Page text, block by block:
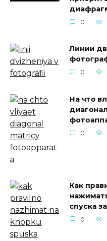
0
Линии
0
На что
0
Как
спуска
0